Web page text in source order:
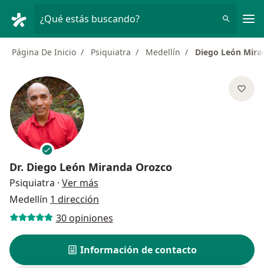
¿Qué estás buscando?
Página De Inicio Psiquiatra Medellín Diego León
Dr. Diego León Miranda Orozco
Psiquiatra · Ver más
Medellín 1 dirección
30 opiniones
Información de contacto